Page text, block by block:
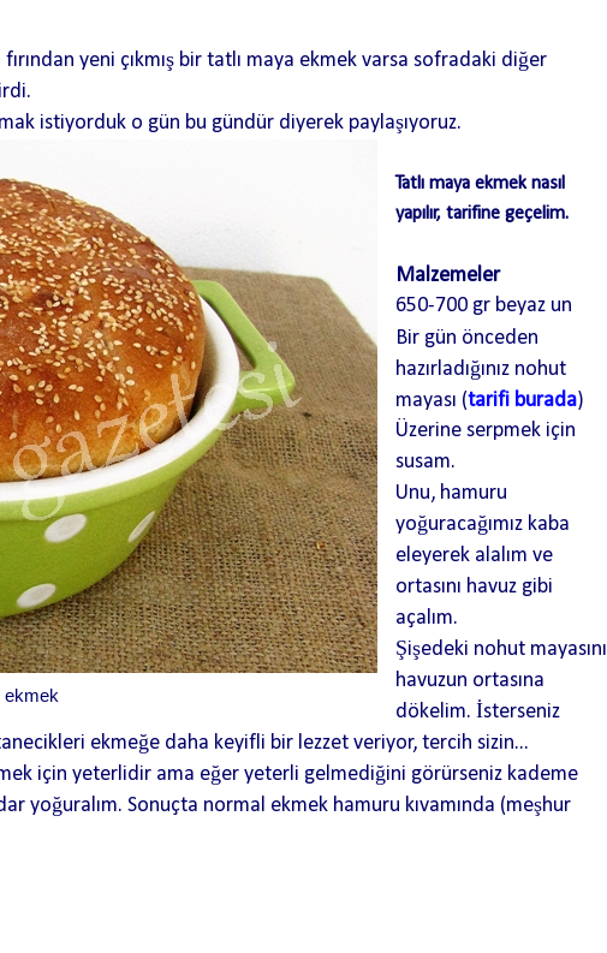
yeni çıkmış bir tatlı maya ekmek varsa sofradaki diğer
istiyorduk o gün bu gündür diyerek paylaşıyoruz.
ekmek
Tatlı maya ekmek nasıl
yapılır, tarifine geçelim.
Malzemeler
650-700 gr beyaz un
Bir gün önceden
hazırladığınız nohut
mayası (tarifi burada)
Üzerine serpmek için
susam.
Unu, hamuru
yoğuracağımız kaba
eleyerek alalım ve
ortasını havuz gibi
açalım.
Şişedeki nohut mayasını
havuzun ortasına
dökelim. İsterseniz
ekmeğe daha keyifli bir lezzet veriyor, tercih sizin...
için yeterlidir ama eğer yeterli gelmediğini görürseniz kademe
yoğuralım. Sonuçta normal ekmek hamuru kıvamında (meşhur